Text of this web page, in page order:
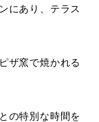
にあり、テラス
ザ窯で焼かれる
の特別な時間を